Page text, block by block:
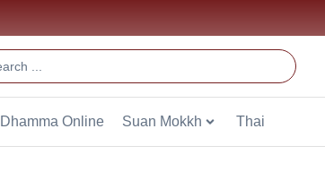
Dhamma Online Suan Mokkh Thai